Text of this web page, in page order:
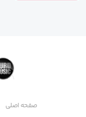
صفحه اصلی